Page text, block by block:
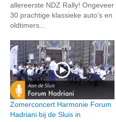
allereerste NDZ Rally! Ongeveer
30 prachtige klassieke auto's en
oldtimers...
Zomerconcert Harmonie Forum
Hadriani bij de Sluis in